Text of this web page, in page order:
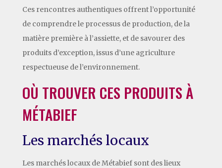
Ces rencontres authentiques offrent l’opportunité
de comprendre le processus de production, de la
matière première à l’assiette, et de savourer des
produits d’exception, issus d’une agriculture
respectueuse de l’environnement.
OÙ TROUVER CES PRODUITS À
MÉTABIEF
Les marchés locaux
Les marchés locaux de Métabief sont des lieux